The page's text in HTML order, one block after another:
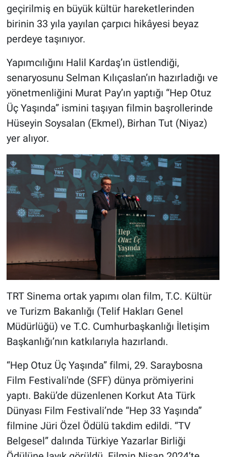
geçirilmiş en büyük kültür hareketlerinden
birinin 33 yıla yayılan çarpıcı hikâyesi beyaz
perdeye taşınıyor.
Yapımcılığını Halil Kardaş’ın üstlendiği,
senaryosunu Selman Kılıçaslan’ın hazırladığı ve
yönetmenliğini Murat Pay’ın yaptığı “Hep Otuz
Üç Yaşında” ismini taşıyan filmin başrollerinde
Hüseyin Soysalan (Ekmel), Birhan Tut (Niyaz)
yer alıyor.
TRT Sinema ortak yapımı olan film, T.C. Kültür
ve Turizm Bakanlığı (Telif Hakları Genel
Müdürlüğü) ve T.C. Cumhurbaşkanlığı İletişim
Başkanlığı’nın katkılarıyla hazırlandı.
“Hep Otuz Üç Yaşında” filmi, 29. Saraybosna
Film Festivali'nde (SFF) dünya prömiyerini
yaptı. Bakü’de düzenlenen Korkut Ata Türk
Dünyası Film Festivali’nde “Hep 33 Yaşında”
filmine Jüri Özel Ödülü takdim edildi. “TV
Belgesel” dalında Türkiye Yazarlar Birliği